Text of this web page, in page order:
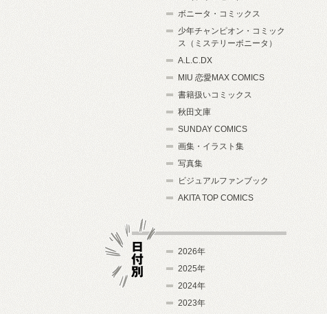
ボニータ・コミックス
少年チャンピオン・コミック
ス（ミステリーボニータ）
A.L.C.DX
MIU 恋愛MAX COMICS
書籍扱いコミックス
秋田文庫
SUNDAY COMICS
画集・イラスト集
写真集
ビジュアルファンブック
AKITA TOP COMICS
2026年
2025年
2024年
2023年